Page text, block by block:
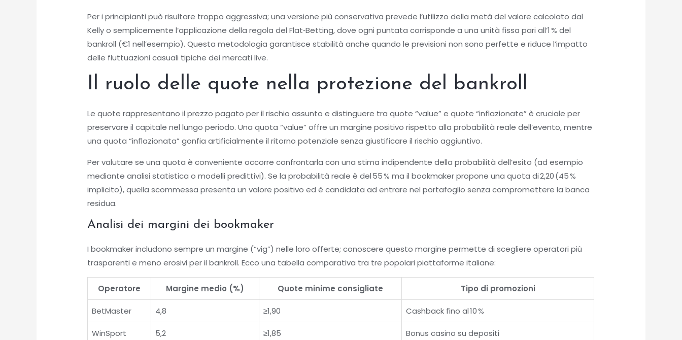
Per i principianti può risultare troppo aggressiva; una versione più conservativa prevede l’utilizzo della metà del valore calcolato dal
Kelly o semplicemente l’applicazione della regola del Flat‑Betting, dove ogni puntata corrisponde a una unità fissa pari all’1 % del
bankroll (€1 nell’esempio). Questa metodologia garantisce stabilità anche quando le previsioni non sono perfette e riduce l’impatto
delle fluttuazioni casuali tipiche dei mercati live.
Il ruolo delle quote nella protezione del bankroll
Le quote rappresentano il prezzo pagato per il rischio assunto e distinguere tra quote “value” e quote “inflazionate” è cruciale per
preservare il capitale nel lungo periodo. Una quota “value” offre un margine positivo rispetto alla probabilità reale dell’evento, mentre
una quota “inflazionata” gonfia artificialmente il ritorno potenziale senza giustificare il rischio aggiuntivo.
Per valutare se una quota è conveniente occorre confrontarla con una stima indipendente della probabilità dell’esito (ad esempio
mediante analisi statistica o modelli predittivi). Se la probabilità reale è del 55 % ma il bookmaker propone una quota di 2,20 (45 %
implicito), quella scommessa presenta un valore positivo ed è candidata ad entrare nel portafoglio senza compromettere la banca
residua.
Analisi dei margini dei bookmaker
I bookmaker includono sempre un margine (“vig”) nelle loro offerte; conoscere questo margine permette di scegliere operatori più
trasparenti e meno erosivi per il bankroll. Ecco una tabella comparativa tra tre popolari piattaforme italiane:
Operatore Margine medio (%) Quote minime consigliate Tipo di promozioni
BetMaster 4,8 ≥1,90 Cashback fino al 10 %
WinSport 5,2 ≥1,85 Bonus casino su depositi